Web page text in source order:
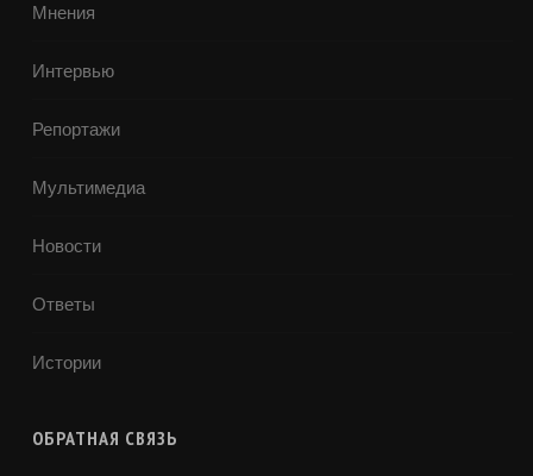
Мнения
Интервью
Репортажи
Мультимедиа
Новости
Ответы
Истории
ОБРАТНАЯ СВЯЗЬ